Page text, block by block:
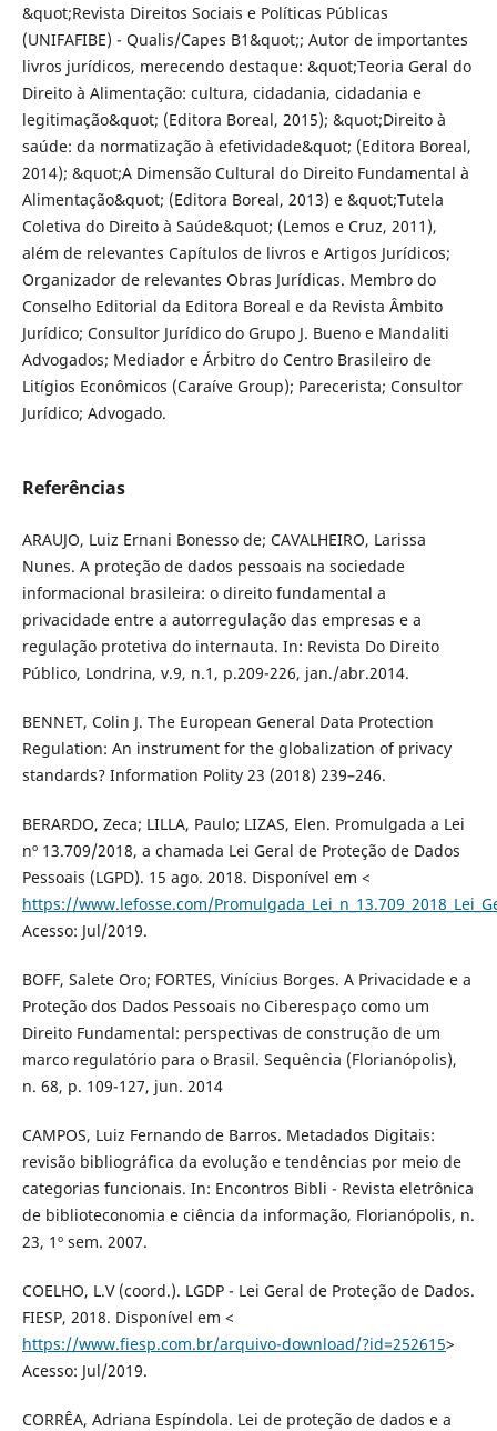
&quot;Revista Direitos Sociais e Políticas Públicas
(UNIFAFIBE) - Qualis/Capes B1&quot;; Autor de importantes
livros jurídicos, merecendo destaque: &quot;Teoria Geral do
Direito à Alimentação: cultura, cidadania, cidadania e
legitimação&quot; (Editora Boreal, 2015); &quot;Direito à
saúde: da normatização à efetividade&quot; (Editora Boreal,
2014); &quot;A Dimensão Cultural do Direito Fundamental à
Alimentação&quot; (Editora Boreal, 2013) e &quot;Tutela
Coletiva do Direito à Saúde&quot; (Lemos e Cruz, 2011),
além de relevantes Capítulos de livros e Artigos Jurídicos;
Organizador de relevantes Obras Jurídicas. Membro do
Conselho Editorial da Editora Boreal e da Revista Âmbito
Jurídico; Consultor Jurídico do Grupo J. Bueno e Mandaliti
Advogados; Mediador e Árbitro do Centro Brasileiro de
Litígios Econômicos (Caraíve Group); Parecerista; Consultor
Jurídico; Advogado.
Referências
ARAUJO, Luiz Ernani Bonesso de; CAVALHEIRO, Larissa
Nunes. A proteção de dados pessoais na sociedade
informacional brasileira: o direito fundamental a
privacidade entre a autorregulação das empresas e a
regulação protetiva do internauta. In: Revista Do Direito
Público, Londrina, v.9, n.1, p.209-226, jan./abr.2014.
BENNET, Colin J. The European General Data Protection
Regulation: An instrument for the globalization of privacy
standards? Information Polity 23 (2018) 239–246.
BERARDO, Zeca; LILLA, Paulo; LIZAS, Elen. Promulgada a Lei
nº 13.709/2018, a chamada Lei Geral de Proteção de Dados
Pessoais (LGPD). 15 ago. 2018. Disponível em <
https://www.lefosse.com/
Acesso: Jul/2019.
BOFF, Salete Oro; FORTES, Vinícius Borges. A Privacidade e a
Proteção dos Dados Pessoais no Ciberespaço como um
Direito Fundamental: perspectivas de construção de um
marco regulatório para o Brasil. Sequência (Florianópolis),
n. 68, p. 109-127, jun. 2014
CAMPOS, Luiz Fernando de Barros. Metadados Digitais:
revisão bibliográfica da evolução e tendências por meio de
categorias funcionais. In: Encontros Bibli - Revista eletrônica
de biblioteconomia e ciência da informação, Florianópolis, n.
23, 1º sem. 2007.
COELHO, L.V (coord.). LGDP - Lei Geral de Proteção de Dados.
FIESP, 2018. Disponível em <
https://www.fiesp.com.br/arquivo-download/?id=252615>
Acesso: Jul/2019.
CORRÊA, Adriana Espíndola. Lei de proteção de dados e a